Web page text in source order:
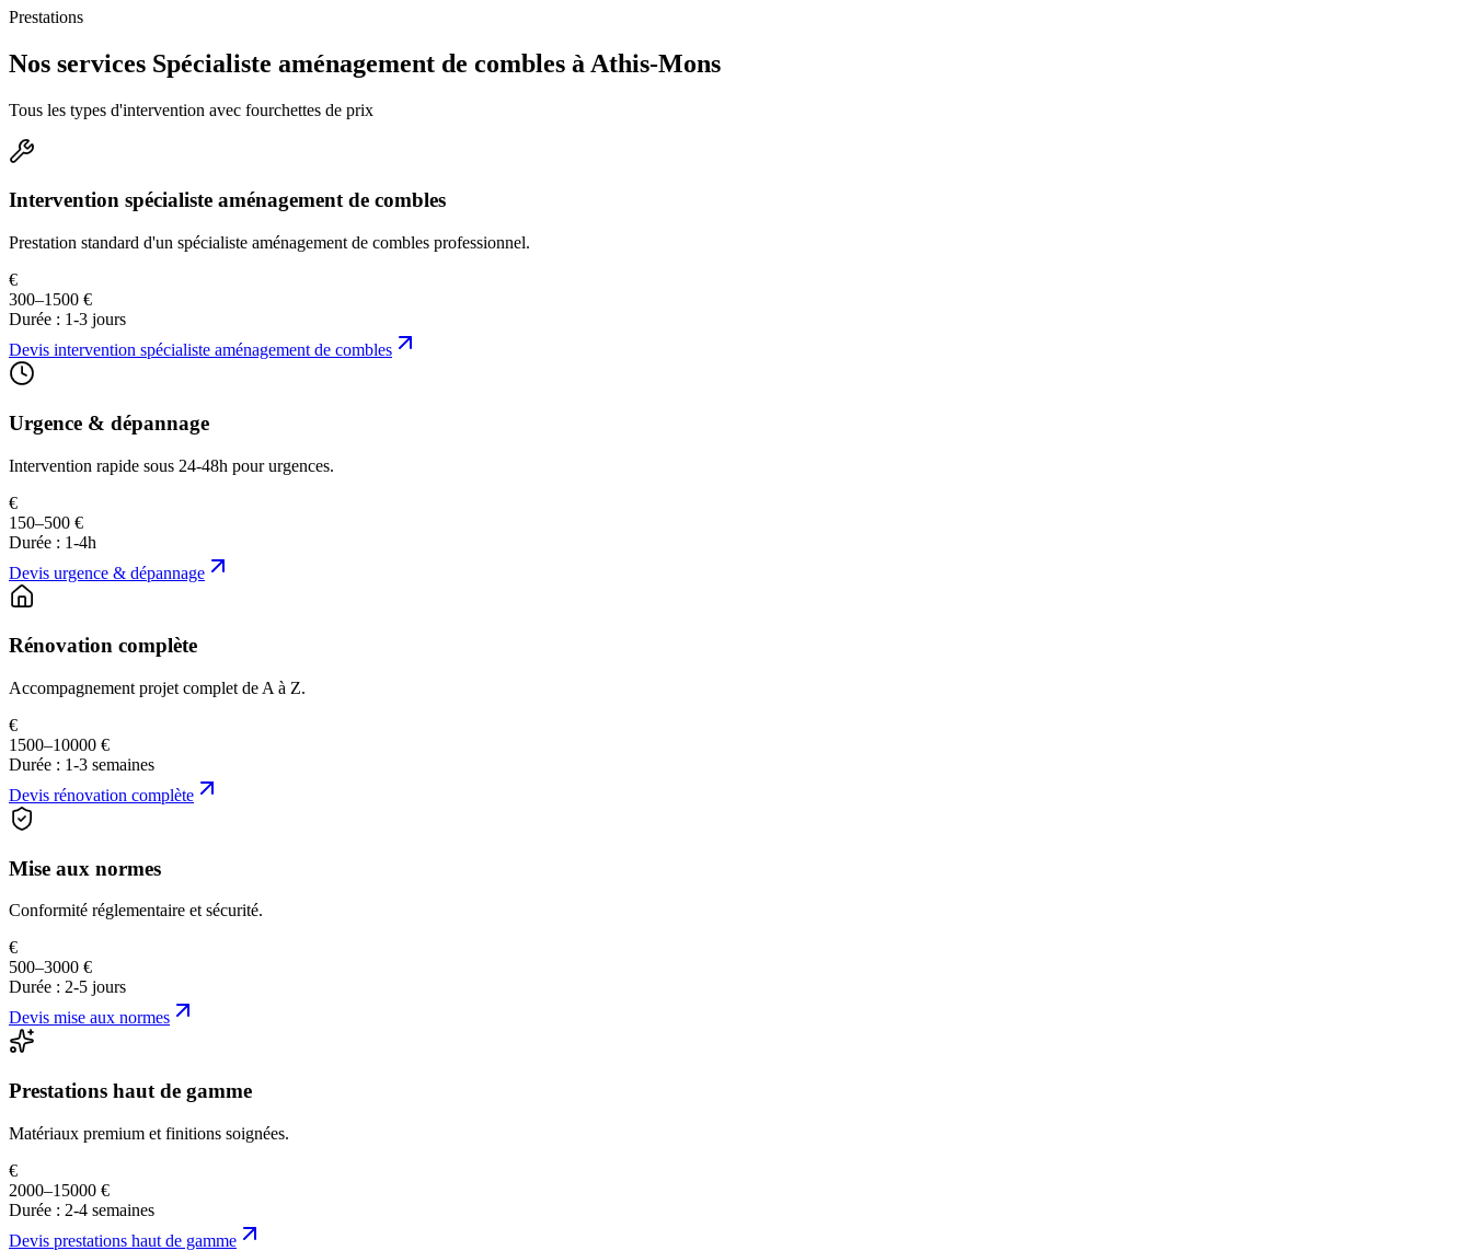
Prestations
Nos services Spécialiste aménagement de combles à Athis-Mons
Tous les types d'intervention avec fourchettes de prix
Intervention spécialiste aménagement de combles
Prestation standard d'un spécialiste aménagement de combles professionnel.
€
300–1500 €
Durée : 1-3 jours
Devis intervention spécialiste aménagement de combles
Urgence & dépannage
Intervention rapide sous 24-48h pour urgences.
€
150–500 €
Durée : 1-4h
Devis urgence & dépannage
Rénovation complète
Accompagnement projet complet de A à Z.
€
1500–10000 €
Durée : 1-3 semaines
Devis rénovation complète
Mise aux normes
Conformité réglementaire et sécurité.
€
500–3000 €
Durée : 2-5 jours
Devis mise aux normes
Prestations haut de gamme
Matériaux premium et finitions soignées.
€
2000–15000 €
Durée : 2-4 semaines
Devis prestations haut de gamme